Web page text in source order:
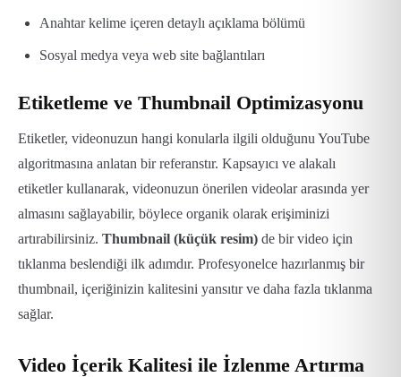
Anahtar kelime içeren detaylı açıklama bölümü
Sosyal medya veya web site bağlantıları
Etiketleme ve Thumbnail Optimizasyonu
Etiketler, videonuzun hangi konularla ilgili olduğunu YouTube
algoritmasına anlatan bir referanstır. Kapsayıcı ve alakalı
etiketler kullanarak, videonuzun önerilen videolar arasında yer
almasını sağlayabilir, böylece organik olarak erişiminizi
artırabilirsiniz. Thumbnail (küçük resim) de bir video için
tıklanma beslendiği ilk adımdır. Profesyonelce hazırlanmış bir
thumbnail, içeriğinizin kalitesini yansıtır ve daha fazla tıklanma
sağlar.
Video İçerik Kalitesi ile İzlenme Artırma